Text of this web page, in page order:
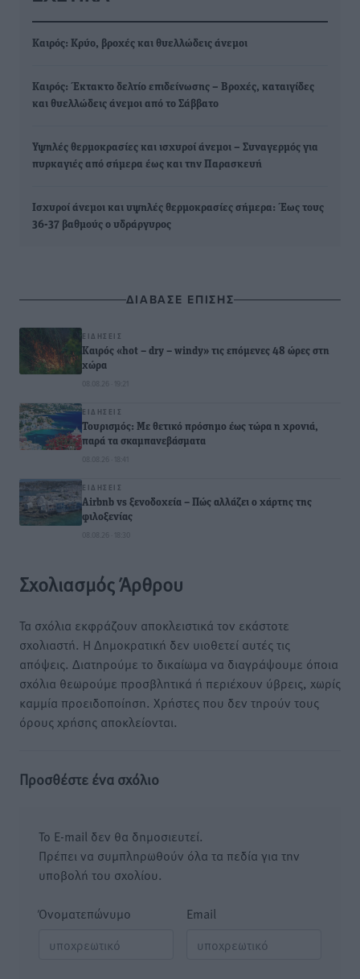
Καιρός: Κρύο, βροχές και θυελλώδεις άνεμοι
Καιρός: Έκτακτο δελτίο επιδείνωσης – Βροχές, καταιγίδες
και θυελλώδεις άνεμοι από το Σάββατο
Υψηλές θερμοκρασίες και ισχυροί άνεμοι – Συναγερμός για
πυρκαγιές από σήμερα έως και την Παρασκευή
Ισχυροί άνεμοι και υψηλές θερμοκρασίες σήμερα: Έως τους
36-37 βαθμούς ο υδράργυρος
ΔΙΑΒΑΣΕ ΕΠΙΣΗΣ
ΕΙΔΉΣΕΙΣ
Καιρός «hot – dry – windy» τις επόμενες 48 ώρες στη
χώρα
08.08.26 · 19:21
ΕΙΔΉΣΕΙΣ
Τουρισμός: Με θετικό πρόσημο έως τώρα η χρονιά,
παρά τα σκαμπανεβάσματα
08.08.26 · 18:41
ΕΙΔΉΣΕΙΣ
Airbnb vs ξενοδοχεία – Πώς αλλάζει ο χάρτης της
φιλοξενίας
08.08.26 · 18:30
Σχολιασμός Άρθρου
Τα σχόλια εκφράζουν αποκλειστικά τον εκάστοτε
σχολιαστή. Η Δημοκρατική δεν υιοθετεί αυτές τις
απόψεις. Διατηρούμε το δικαίωμα να διαγράψουμε όποια
σχόλια θεωρούμε προσβλητικά ή περιέχουν ύβρεις, χωρίς
καμμία προειδοποίηση. Χρήστες που δεν τηρούν τους
όρους χρήσης αποκλείονται.
Προσθέστε ένα σχόλιο
Το E-mail δεν θα δημοσιευτεί.
Πρέπει να συμπληρωθούν όλα τα πεδία για την
υποβολή του σχολίου.
Όνοματεπώνυμο Email